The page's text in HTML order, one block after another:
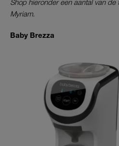
Shop hieronder een aantal van
Myriam.
Baby Brezza